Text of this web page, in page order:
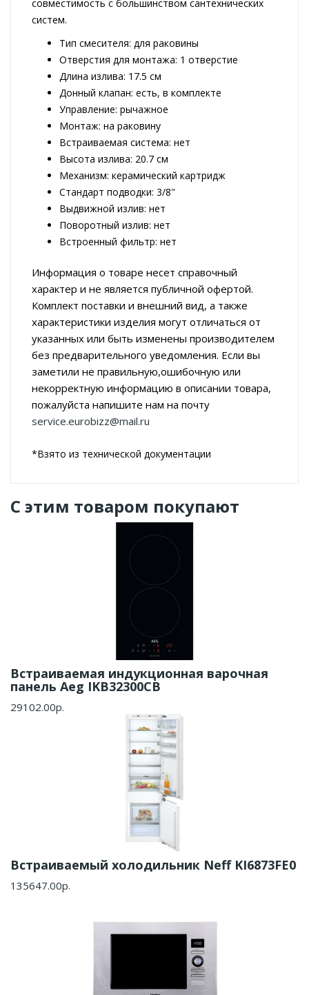
совместимость с большинством сантехнических
систем.
Тип смесителя: для раковины
Отверстия для монтажа: 1 отверстие
Длина излива: 17.5 см
Донный клапан: есть, в комплекте
Управление: рычажное
Монтаж: на раковину
Встраиваемая система: нет
Высота излива: 20.7 см
Механизм: керамический картридж
Стандарт подводки: 3/8"
Выдвижной излив: нет
Поворотный излив: нет
Встроенный фильтр: нет
Информация о товаре несет справочный
характер и не является публичной офертой.
Комплект поставки и внешний вид, а также
характеристики изделия могут отличаться от
указанных или быть изменены производителем
без предварительного уведомления. Если вы
заметили не правильную,ошибочную или
некорректную информацию в описании товара,
пожалуйста напишите нам на почту
service.eurobizz@mail.ru
*Взято из технической документации
С этим товаром покупают
Встраиваемая индукционная варочная
панель Aeg IKB32300CB
29102.00р.
Встраиваемый холодильник Neff KI6873FE0
135647.00р.